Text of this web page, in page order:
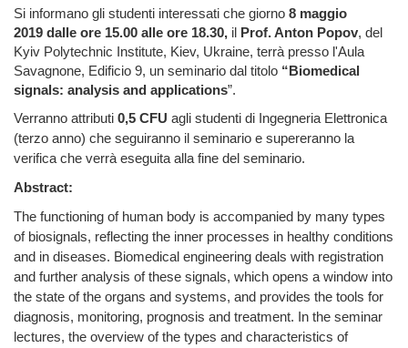
Si informano gli studenti interessati che giorno 8 maggio
2019 dalle ore 15.00 alle ore 18.30, il Prof. Anton Popov, del
Kyiv Polytechnic Institute, Kiev, Ukraine, terrà presso l'Aula
Savagnone, Edificio 9, un seminario dal titolo “Biomedical
signals: analysis and applications”.
Verranno attributi 0,5 CFU agli studenti di Ingegneria Elettronica
(terzo anno) che seguiranno il seminario e supereranno la
verifica che verrà eseguita alla fine del seminario.
Abstract:
The functioning of human body is accompanied by many types
of biosignals, reflecting the inner processes in healthy conditions
and in diseases. Biomedical engineering deals with registration
and further analysis of these signals, which opens a window into
the state of the organs and systems, and provides the tools for
diagnosis, monitoring, prognosis and treatment. In the seminar
lectures, the overview of the types and characteristics of